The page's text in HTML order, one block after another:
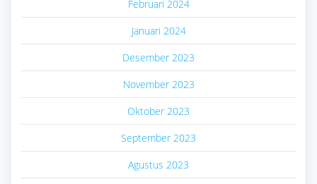
Februari 2024
Januari 2024
Desember 2023
November 2023
Oktober 2023
September 2023
Agustus 2023